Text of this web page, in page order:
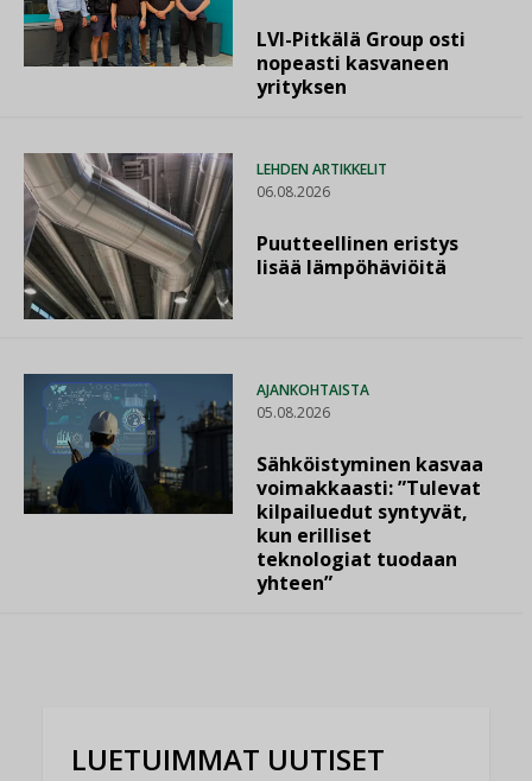
LVI-Pitkälä Group osti
nopeasti kasvaneen
yrityksen
LEHDEN ARTIKKELIT
06.08.2026
Puutteellinen eristys
lisää lämpöhäviöitä
AJANKOHTAISTA
05.08.2026
Sähköistyminen kasvaa
voimakkaasti: ”Tulevat
kilpailuedut syntyvät,
kun erilliset
teknologiat tuodaan
yhteen”
LUETUIMMAT UUTISET